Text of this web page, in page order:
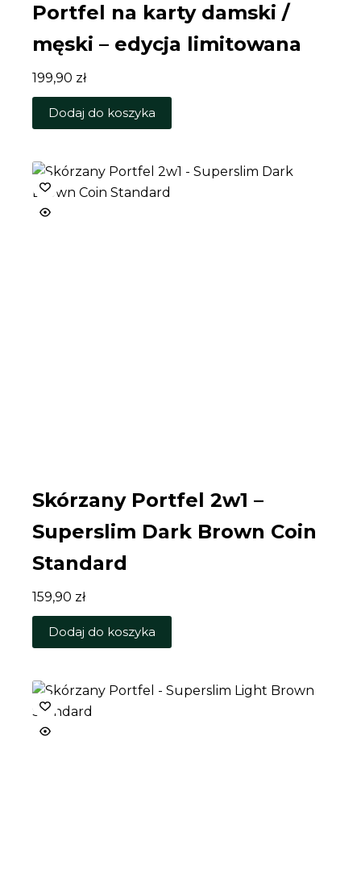
Portfel na karty damski /
męski – edycja limitowana
199,90 zł
Dodaj do koszyka
Skórzany Portfel 2w1 –
Superslim Dark Brown Coin
Standard
159,90 zł
Dodaj do koszyka